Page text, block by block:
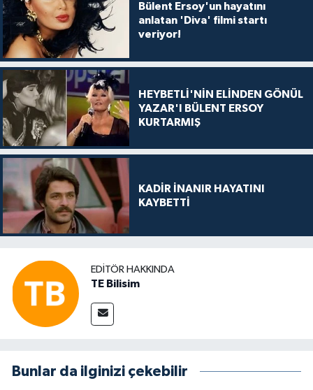
Bülent Ersoy'un hayatını
anlatan 'Diva' filmi startı
veriyor!
HEYBETLİ'NİN ELİNDEN GÖNÜL
YAZAR'I BÜLENT ERSOY
KURTARMIŞ
KADİR İNANIR HAYATINI
KAYBETTİ
EDITÖR HAKKINDA
TE Bilisim
Bunlar da ilginizi çekebilir